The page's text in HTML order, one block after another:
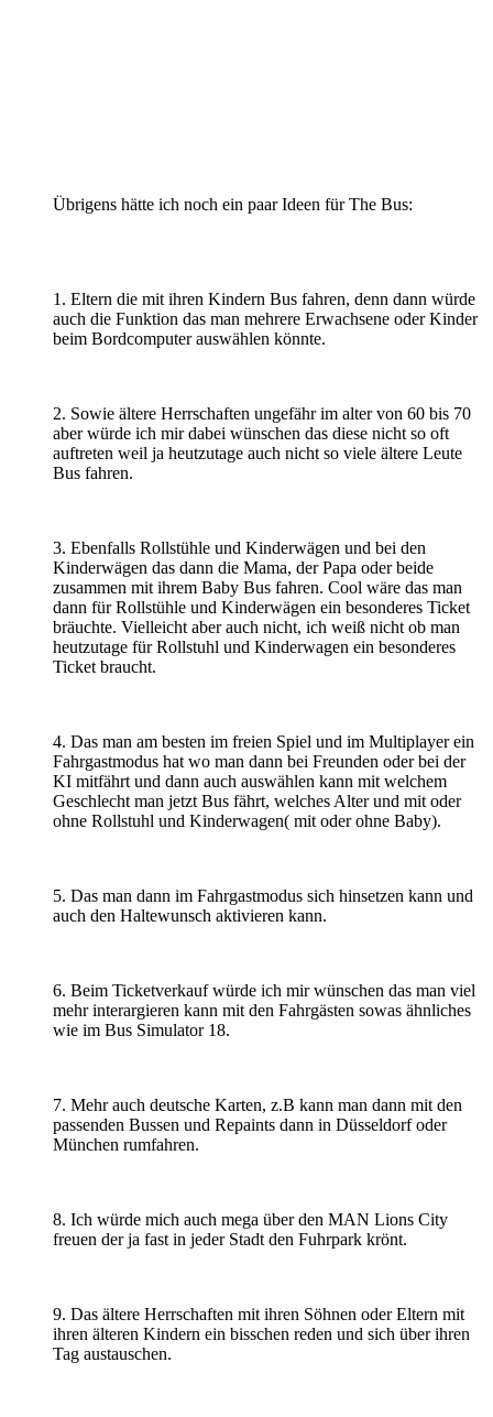
Übrigens hätte ich noch ein paar Ideen für The Bus:
1. Eltern die mit ihren Kindern Bus fahren, denn dann würde
auch die Funktion das man mehrere Erwachsene oder Kinder
beim Bordcomputer auswählen könnte.
2. Sowie ältere Herrschaften ungefähr im alter von 60 bis 70
aber würde ich mir dabei wünschen das diese nicht so oft
auftreten weil ja heutzutage auch nicht so viele ältere Leute
Bus fahren.
3. Ebenfalls Rollstühle und Kinderwägen und bei den
Kinderwägen das dann die Mama, der Papa oder beide
zusammen mit ihrem Baby Bus fahren. Cool wäre das man
dann für Rollstühle und Kinderwägen ein besonderes Ticket
bräuchte. Vielleicht aber auch nicht, ich weiß nicht ob man
heutzutage für Rollstuhl und Kinderwagen ein besonderes
Ticket braucht.
4. Das man am besten im freien Spiel und im Multiplayer ein
Fahrgastmodus hat wo man dann bei Freunden oder bei der
KI mitfährt und dann auch auswählen kann mit welchem
Geschlecht man jetzt Bus fährt, welches Alter und mit oder
ohne Rollstuhl und Kinderwagen( mit oder ohne Baby).
5. Das man dann im Fahrgastmodus sich hinsetzen kann und
auch den Haltewunsch aktivieren kann.
6. Beim Ticketverkauf würde ich mir wünschen das man viel
mehr interargieren kann mit den Fahrgästen sowas ähnliches
wie im Bus Simulator 18.
7. Mehr auch deutsche Karten, z.B kann man dann mit den
passenden Bussen und Repaints dann in Düsseldorf oder
München rumfahren.
8. Ich würde mich auch mega über den MAN Lions City
freuen der ja fast in jeder Stadt den Fuhrpark krönt.
9. Das ältere Herrschaften mit ihren Söhnen oder Eltern mit
ihren älteren Kindern ein bisschen reden und sich über ihren
Tag austauschen.